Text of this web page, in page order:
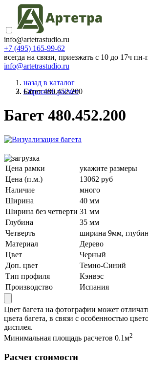
info@artetrastudio.ru
+7 (495) 165-99-62
всегда на связи, приезжать c 10 до 17ч пн-
info@artetrastudio.ru
назад в каталог
Багет 480.452.200
Сбросить расчет
Багет 480.452.200
Цена рамки
укажите размеры
Цена (п.м.)
13062 руб
Наличие
много
Ширина
40 мм
Ширина без четверти 31 мм
Глубина
35 мм
Четверть
ширина 9мм,
Материал
Дерево
Цвет
Черный
Доп. цвет
Темно-Синий
Тип профиля
Кэнвэс
Производство
Испания
Цвет багета на фотографии может
цвета багета, в связи с особенностью
дисплея.
Минимальная площадь расчетов 0.1м2
Расчет стоимости